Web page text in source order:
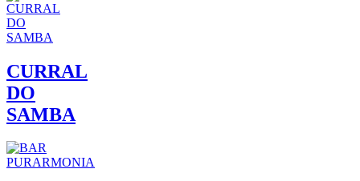
CURRAL
DO
SAMBA